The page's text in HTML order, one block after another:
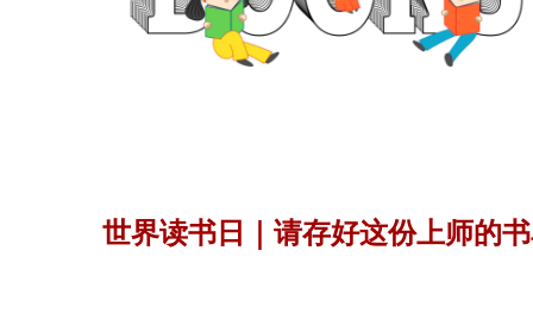
世界读书日｜请存好这份上师的